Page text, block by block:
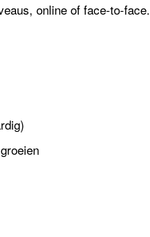
online of face-to-face.